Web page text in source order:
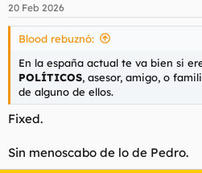
e
s
20 Feb 2026
Blood rebuznó:
En la españa actual te va bien si
POLÍTICOS, asesor, amigo, o
de alguno de ellos.
Fixed.
Sin menoscabo de lo de Pedro.